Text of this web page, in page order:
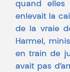
quand elles
enlevait la
de la vraie
Harmel,
en train de
avait pas